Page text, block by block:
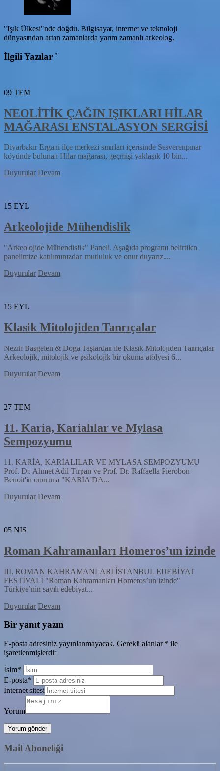
"Işık Ülkesi"nde doğdu. Bilgisayar, internet ve teknoloji
dünyasından artan zamanlarda yarım zamanlı arkeolog.
İlgili Yazılar '
09 TEM
NEOLİTİK ÇAĞIN IŞIKLARI HİLAR
MAĞARASI ENSTALASYON SERGİSİ
Diyarbakır Ergani ilçe merkezi sınırları içerisinde Sesverenpınar
köyünde bulunan Hilar mağarası, geçmişi yaklaşık 10 bin...
Duyurular Devam
15 EYL
Arkeolojide Mühendislik
"Arkeolojide Mühendislik" Paneli. Aşağıda programı belirtilen
panelimize katılımınızdan mutluluk ve onur duyarız....
Duyurular Devam
15 EYL
Klasik Mitolojiden Tanrıçalar
Nezih Başgelen & Doğa Taşlardan ile Klasik Mitolojiden Tanrıçalar
Arkeolojik, mitolojik ve psikolojik bir okuma atölyesi 6...
Duyurular Devam
27 TEM
11. Karia, Karialılar ve Mylasa
Sempozyumu
11. KARİA, KARİALILAR VE MYLASA SEMPOZYUMU
Prof. Dr. Ahmet Adil Tırpan ve Prof. Dr. Raffaella Pierobon
Benoit'in onuruna "KARİA'DA...
Duyurular Devam
05 NIS
Roman Kahramanları Homeros’un izinde
III. ROMAN KAHRAMANLARI İSTANBUL EDEBİYAT
FESTİVALİ "Roman Kahramanları Homeros’un izinde"
Türkiye’nin sayılı edebiyat...
Duyurular Devam
Bir yanıt yazın
E-posta adresiniz yayınlanmayacak. Gerekli alanlar * ile
işaretlenmişlerdir
İsim*
E-posta*
İnternet sitesi
Yorum
Mail Aboneliği